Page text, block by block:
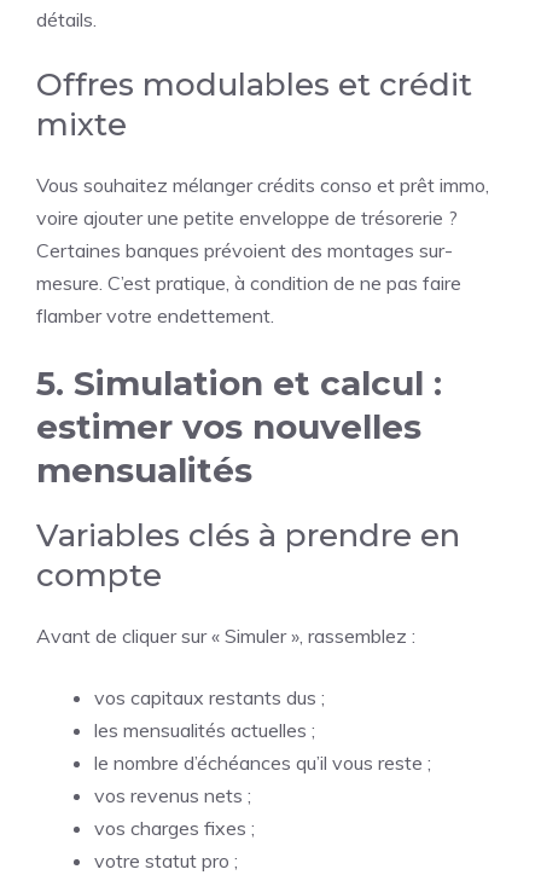
détails.
Offres modulables et crédit
mixte
Vous souhaitez mélanger crédits conso et prêt immo,
voire ajouter une petite enveloppe de trésorerie ?
Certaines banques prévoient des montages sur-
mesure. C’est pratique, à condition de ne pas faire
flamber votre endettement.
5. Simulation et calcul :
estimer vos nouvelles
mensualités
Variables clés à prendre en
compte
Avant de cliquer sur « Simuler », rassemblez :
vos capitaux restants dus ;
les mensualités actuelles ;
le nombre d’échéances qu’il vous reste ;
vos revenus nets ;
vos charges fixes ;
votre statut pro ;